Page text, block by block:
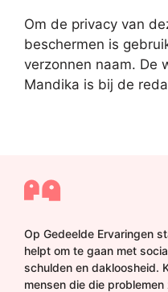
Om de privacy van
beschermen is
verzonnen naam. De
Mandika is bij de
Op Gedeelde Ervaringen
helpt om te gaan met
schulden en dakloosheid.
mensen die die